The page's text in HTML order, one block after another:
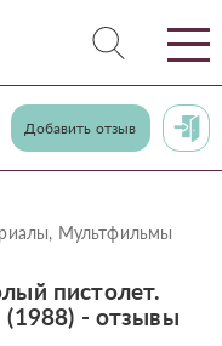
Добавить отзыв
Мультфильмы
пистолет.
(1988) - отзывы